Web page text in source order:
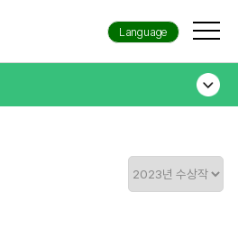
Language